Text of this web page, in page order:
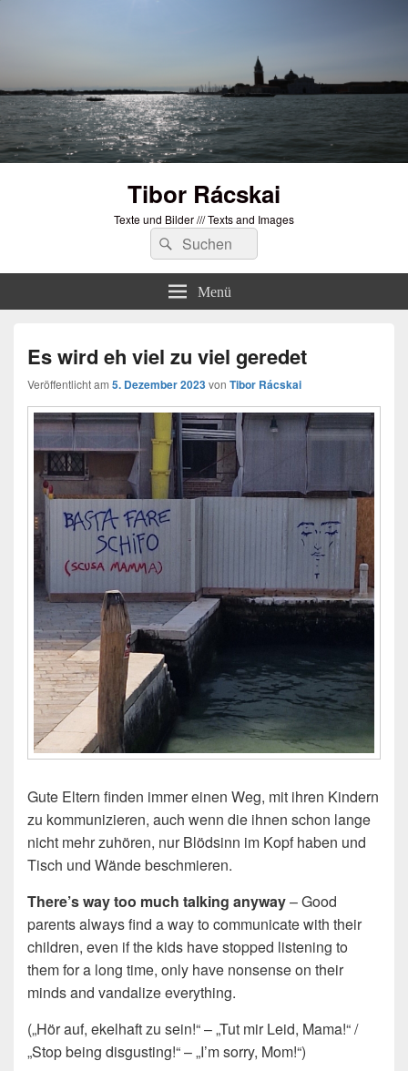
Tibor Rácskai
Texte und Bilder /// Texts and Images
Suchen
nach:
Suchen
Menü
Es wird eh viel zu viel geredet
Veröffentlicht am 5. Dezember 2023von Tibor Rácskai
Gute Eltern finden immer einen Weg, mit ihren Kindern
zu kommunizieren, auch wenn die ihnen schon lange
nicht mehr zuhören, nur Blödsinn im Kopf haben und
Tisch und Wände beschmieren.
There’s way too much talking anyway– Good
parents always find a way to communicate with their
children, even if the kids have stopped listening to
them for a long time, only have nonsense on their
minds and vandalize everything.
(„Hör auf, ekelhaft zu sein!“ – „Tut mir Leid, Mama!“ /
„Stop being disgusting!“ – „I’m sorry, Mom!“)